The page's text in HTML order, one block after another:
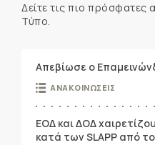
Δείτε τις πιο πρόσφατες
Τύπο.
Απεβίωσε ο
ΑΝΑΚΟΙΝΩΣΕΙΣ
ΕΟΔ και ΔΟΔ
κατά των SLAPP από